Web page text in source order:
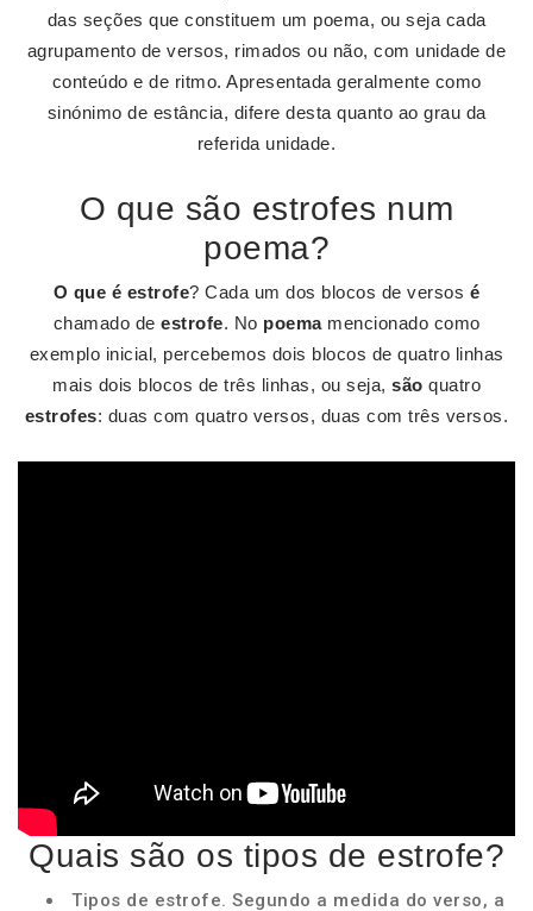
das seções que constituem um poema, ou seja cada
agrupamento de versos, rimados ou não, com unidade de
conteúdo e de ritmo. Apresentada geralmente como
sinónimo de estância, difere desta quanto ao grau da
referida unidade.
O que são estrofes num
poema?
O que é estrofe? Cada um dos blocos de versos é
chamado de estrofe. No poemamencionado como
exemplo inicial, percebemos dois blocos de quatro linhas
mais dois blocos de três linhas, ou seja, são quatro
estrofes: duas com quatro versos, duas com três versos.
Quais são os tipos de estrofe?
Tipos de estrofe. Segundo a medida do verso, a